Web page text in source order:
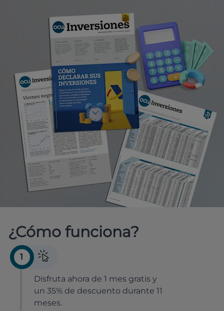
¿Cómo funciona?
1
Disfruta ahora de 1 mes gratis y
un 35% de descuento durante 11
meses.